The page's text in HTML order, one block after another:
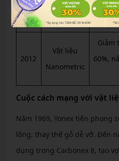
1984
Khớp chữ T
đúc liền
2012
Vật liệu
Nanometric
Giảm
60%,
Cuộc cách mạng với vật
Năm 1969, Yonex tiên phong
lông, thay thế gỗ dễ vỡ. Đến
dụng trong Carbonex 8, tạo